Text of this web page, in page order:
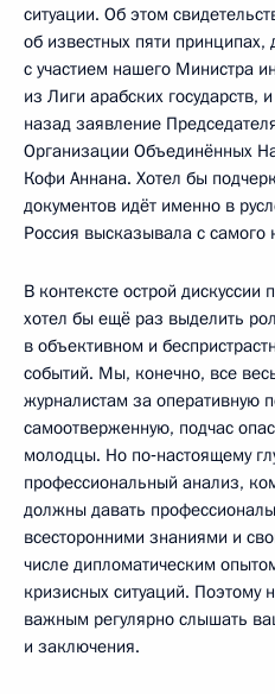
ситуации. Об этом
об известных пяти принципах,
с участием нашего Министра
из Лиги арабских государств,
назад заявление
Организации Объединённых
Кофи Аннана. Хотел бы
документов идёт именно в
Россия высказывала с самого
В контексте острой
хотел бы ещё раз выделить
в объективном и
событий. Мы, конечно, все
журналистам за оперативную
самоотверженную, подчас
молодцы. Но по‑настоящему
профессиональный анализ,
должны давать
всесторонними знаниями и
числе дипломатическим
кризисных ситуаций. Поэтому
важным регулярно слышать
и заключения.